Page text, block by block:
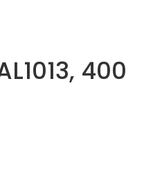
400